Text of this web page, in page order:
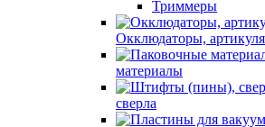
Триммеры
Окклюдаторы,
материалы
сверла